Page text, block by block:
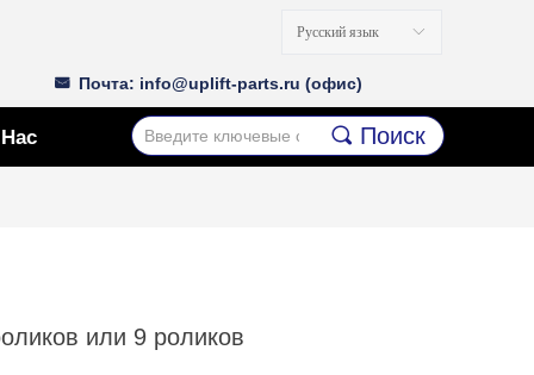
끠 Поиск
낂 Почта: info@uplift-parts.ru (офис)
ꀅ
Русский язык
или 9 роликов